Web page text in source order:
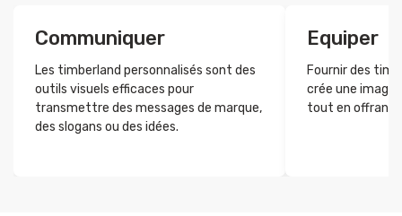
Communiquer
Les timberland personnalisés sont des
outils visuels efficaces pour
transmettre des messages de marque,
des slogans ou des idées.
Equiper
Fournir des
crée une image
tout en offrant